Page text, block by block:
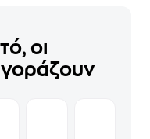
οι